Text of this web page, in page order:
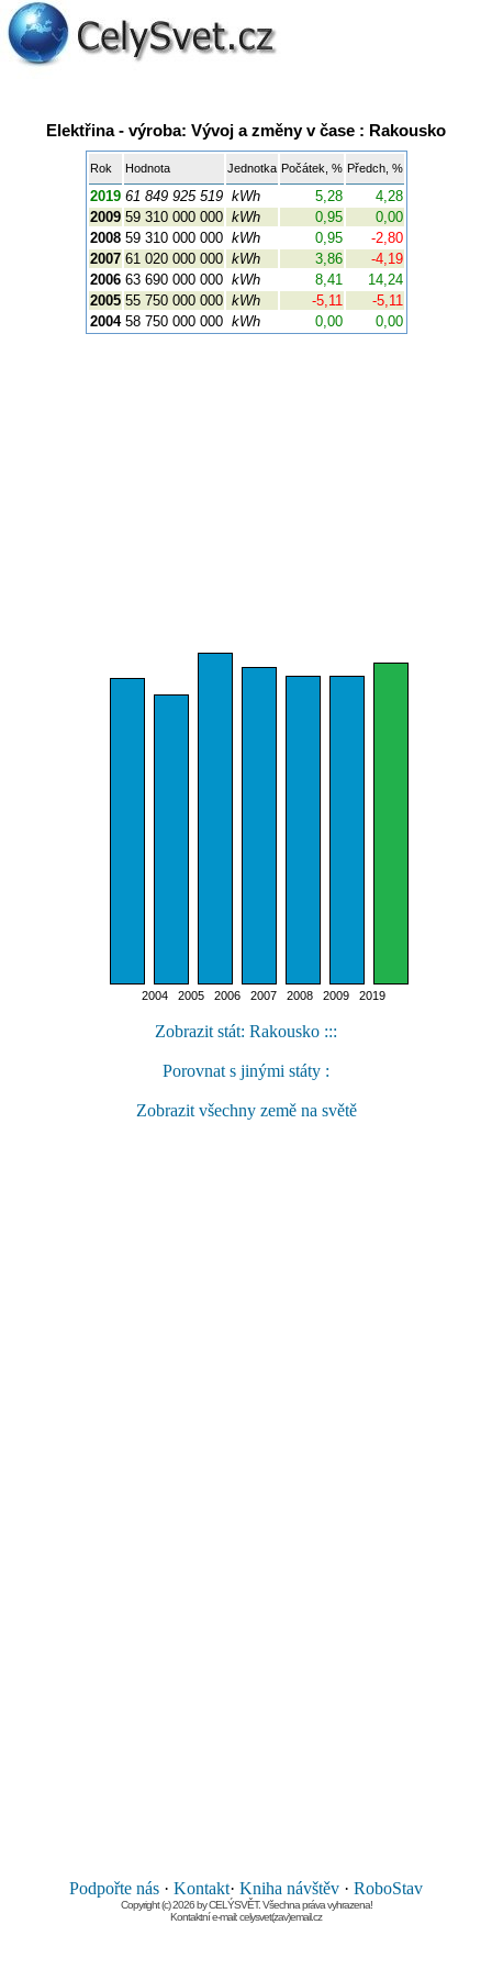
Elektřina - výroba: Vývoj a změny v čase : Rakousko
Rok Hodnota Jednotka Počátek, % Předch, %
2019 61 849 925 519 kWh 5,28
4,28
2009 59 310 000 000 kWh 0,95
0,00
2008 59 310 000 000 kWh 0,95
-2,80
2007 61 020 000 000 kWh 3,86
-4,19
2006 63 690 000 000 kWh 8,41
14,24
2005 55 750 000 000 kWh -5,11
-5,11
2004 58 750 000 000 kWh 0,00 0,00
2004 2005 2006 2007 2008 2009 2019
Zobrazit stát: Rakousko :::
Porovnat s jinými státy :
Zobrazit všechny země na světě
Podpořte nás · Kontakt· Kniha návštěv · RoboStav
Copyright (c) 2026 by CELÝSVĚT. Všechna práva vyhrazena!
Kontaktní e-mail: celysvet(zav)email.cz